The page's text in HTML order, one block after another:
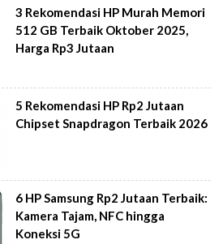
3 Rekomendasi HP Murah Memori
512 GB Terbaik Oktober 2025,
Harga Rp3 Jutaan
5 Rekomendasi HP Rp2 Jutaan
Chipset Snapdragon Terbaik 2026
6 HP Samsung Rp2 Jutaan Terbaik:
Kamera Tajam, NFC hingga
Koneksi 5G